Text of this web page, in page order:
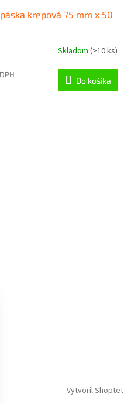
krepová 75 mm x 50
Skladom (>10 ks)
Do košíka
Vytvoril Shoptet